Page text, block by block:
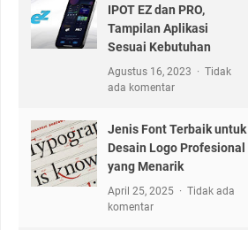
IPOT EZ dan PRO,
Tampilan Aplikasi
Sesuai Kebutuhan
Agustus 16, 2023
Tidak
ada komentar
Jenis Font Terbaik untuk
Desain Logo Profesional
yang Menarik
April 25, 2025
Tidak ada
komentar